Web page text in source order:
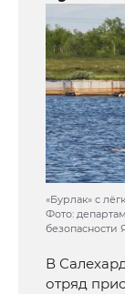
«Бурлак» с
Фото:
безопасности
В
отряд